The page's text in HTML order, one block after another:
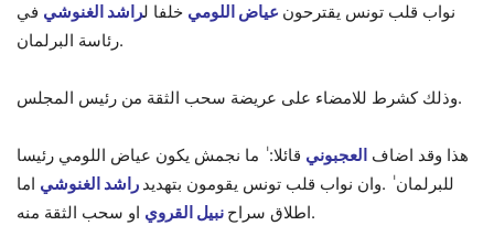
نواب قلب تونس يقترحون عياض اللومي خلفا لراشد الغنوشي في
رئاسة البرلمان.
وذلك كشرط للامضاء على عريضة سحب الثقة من رئيس المجلس.
هذا وقد اضاف العجبوني قائلا: ٰ ما نجمش يكون عياض اللومي رئيسا
للبرلمان ٰ .وان نواب قلب تونس يقومون بتهديد راشد الغنوشي اما
اطلاق سراح نبيل القروي او سحب الثقة منه.